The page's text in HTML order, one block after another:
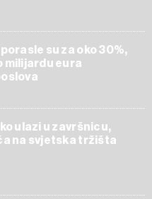
su za oko 30%,
milijardu eura
ulazi u završnicu,
na svjetska tržišta